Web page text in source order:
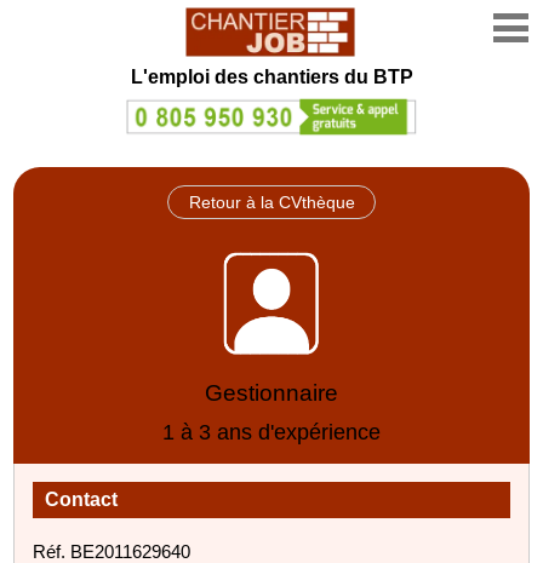
L'emploi des chantiers du BTP
Retour à la CVthèque
Gestionnaire
1 à 3 ans d'expérience
Contact
Réf. BE2011629640